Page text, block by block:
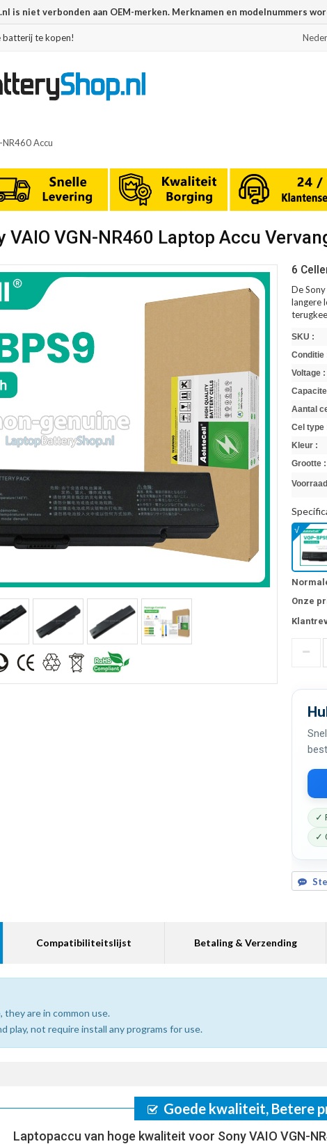
is niet verbonden aan OEM-merken. Merknamen en modelnummers
batterij te kopen!
Accu
VAIO VGN-NR460 Laptop Accu
6
De
langere
SKU :
Conditie
Voltage :
Aantal
Cel type
Kleur :
Grootte :
Onze
✓
✓
Compatibiliteitslijst Betaling & Verzending
they are in common use.
play, not require install any programs for use.
Goede kwaliteit, Betere
Laptopaccu van hoge kwaliteit voor Sony VAIO VGN-